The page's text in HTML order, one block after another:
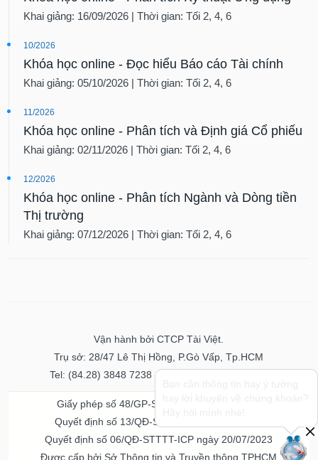
Khai giảng: 16/09/2026 | Thời gian: Tối 2, 4, 6
10/2026
Khóa học online - Đọc hiểu Báo cáo Tài chính
Khai giảng: 05/10/2026 | Thời gian: Tối 2, 4, 6
11/2026
Khóa học online - Phân tích và Định giá Cổ phiếu
Khai giảng: 02/11/2026 | Thời gian: Tối 2, 4, 6
12/2026
Khóa học online - Phân tích Ngành và Dòng tiền
Thị trường
Khai giảng: 07/12/2026 | Thời gian: Tối 2, 4, 6
Vận hành bởi CTCP Tài Việt.
Trụ sở: 28/47 Lê Thị Hồng, P.Gò Vấp, Tp.HCM
Tel: (84.28) 3848 7238 - Fax: (84.28) 3848 7237
Giấy phép số 48/GP-STTTT ngày 04/11/2016
Quyết định số 13/QĐ-STTTT ngày 02/11/2017
Quyết định số 06/QĐ-STTTT-ICP ngày 20/07/2023
Được cấp bởi Sở Thông tin và Truyền thông TPHCM